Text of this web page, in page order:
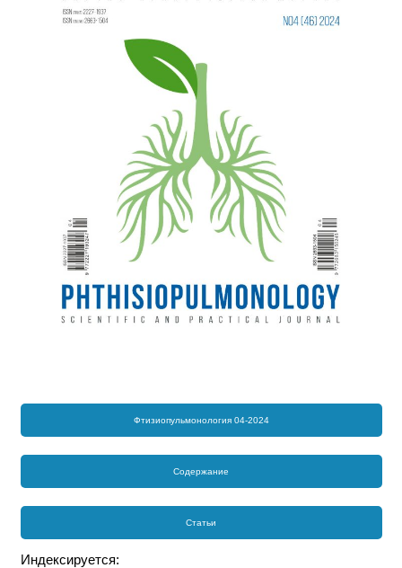
Фтизиопульмонология 04-2024
Содержание
Статьи
Индексируется: